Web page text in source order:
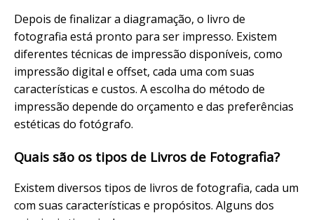
Depois de finalizar a diagramação, o livro de
fotografia está pronto para ser impresso. Existem
diferentes técnicas de impressão disponíveis, como
impressão digital e offset, cada uma com suas
características e custos. A escolha do método de
impressão depende do orçamento e das preferências
estéticas do fotógrafo.
Quais são os tipos de Livros de Fotografia?
Existem diversos tipos de livros de fotografia, cada um
com suas características e propósitos. Alguns dos